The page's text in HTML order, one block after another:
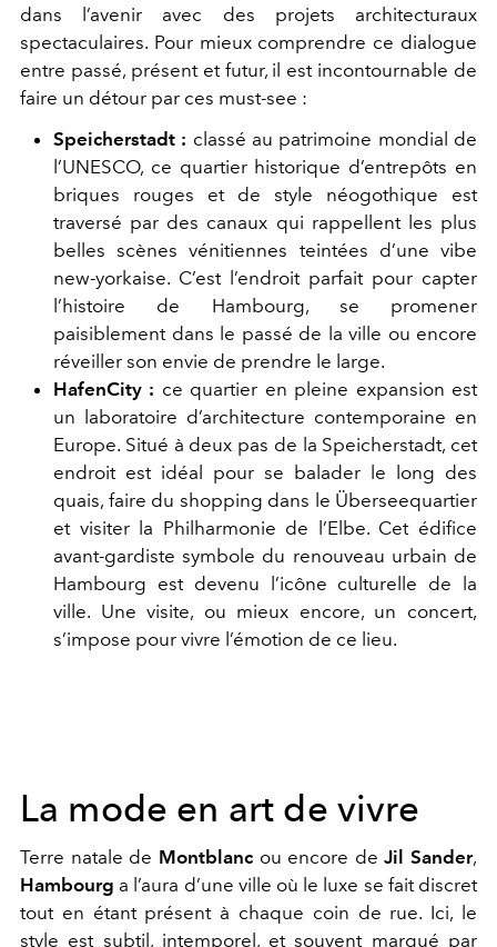
dans l’avenir avec des projets architecturaux
spectaculaires. Pour mieux comprendre ce dialogue
entre passé, présent et futur, il est incontournable de
faire un détour par ces must-see :
Speicherstadt : classé au patrimoine mondial de
l’UNESCO, ce quartier historique d’entrepôts en
briques rouges et de style néogothique est
traversé par des canaux qui rappellent les plus
belles scènes vénitiennes teintées d’une vibe
new-yorkaise. C’est l’endroit parfait pour capter
l’histoire de Hambourg, se promener
paisiblement dans le passé de la ville ou encore
réveiller son envie de prendre le large.
HafenCity : ce quartier en pleine expansion est
un laboratoire d’architecture contemporaine en
Europe. Situé à deux pas de la Speicherstadt, cet
endroit est idéal pour se balader le long des
quais, faire du shopping dans le Überseequartier
et visiter la Philharmonie de l’Elbe. Cet édifice
avant-gardiste symbole du renouveau urbain de
Hambourg est devenu l’icône culturelle de la
ville. Une visite, ou mieux encore, un concert,
s’impose pour vivre l’émotion de ce lieu.
La mode en art de vivre
Terre natale de Montblancou encore deJil Sander,
Hambourg a l’aura d’une ville où le luxe se fait discret
tout en étant présent à chaque coin de rue. Ici, le
style est subtil, intemporel, et souvent marqué par